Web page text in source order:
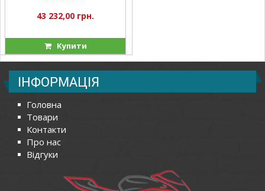
43 232,00 грн.
Купити
ІНФОРМАЦІЯ
Головна
Товари
Контакти
Про нас
Відгуки